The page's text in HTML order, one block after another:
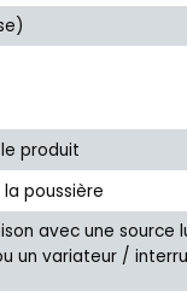
produit
la poussière
avec une source
un variateur /